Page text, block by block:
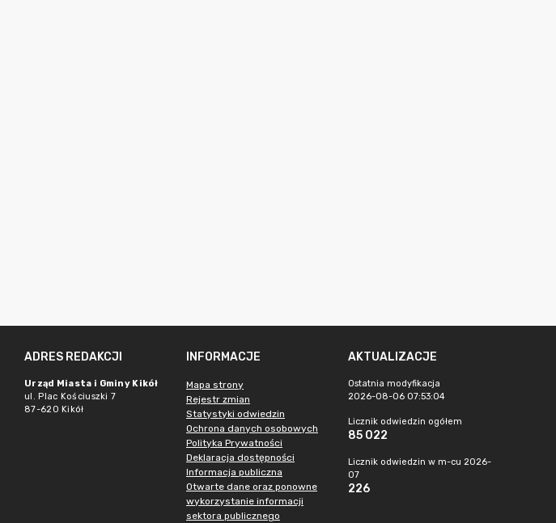
ADRES REDAKCJI
Urząd Miasta i Gminy Kikół
ul. Plac Kościuszki 7
87-620 Kikół
INFORMACJE
Mapa strony
Rejestr zmian
Statystyki odwiedzin
Ochrona danych osobowych
Polityka Prywatności
Deklaracja dostępności
Informacja publiczna
Otwarte dane oraz ponowne
wykorzystanie informacji
sektora publicznego
AKTUALIZACJE
Ostatnia modyfikacja
2026-08-06 07:53:04
Licznik odwiedzin ogółem
85 022
Licznik odwiedzin w m-cu 2026-
07
226